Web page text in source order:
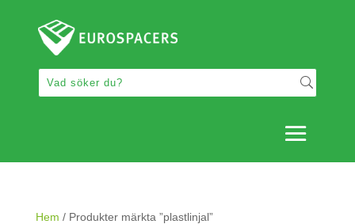
Hem / Produkter märkta ”plastlinjal”